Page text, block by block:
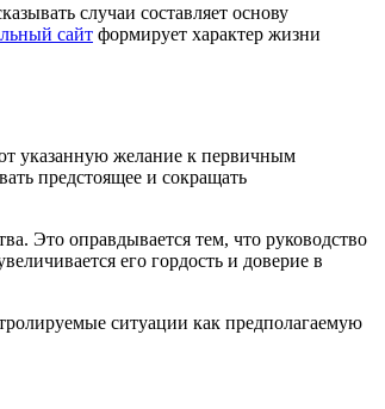
случаи составляет основу
сайт формирует характер жизни
указанную желание к первичным
предстоящее и сокращать
Это оправдывается тем, что руководство
его гордость и доверие в
ситуации как предполагаемую